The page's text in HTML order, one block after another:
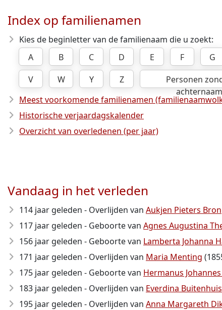
Index op familienamen
Kies de beginletter van de familienaam die u zoekt:
A
B C D E F G
V
W Y Z
Personen
achternaam
Meest voorkomende familienamen
Historische verjaardagskalender
Overzicht van overledenen (per jaar)
Vandaag in het verleden
114 jaar geleden - Overlijden van Aukjen Pieters Bron
117 jaar geleden - Geboorte van Agnes Augustina
156 jaar geleden - Geboorte van Lamberta Johanna
171 jaar geleden - Overlijden van Maria Menting
175 jaar geleden - Geboorte van Hermanus
183 jaar geleden - Overlijden van Everdina Buitenhuis
195 jaar geleden - Overlijden van Anna Margareth